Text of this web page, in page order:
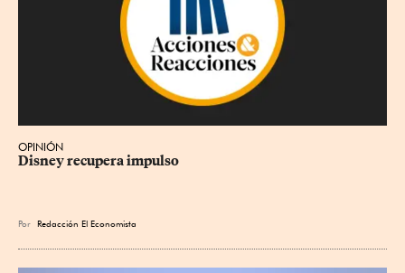
OPINIÓN
Disney recupera impulso
Por Redacción El Economista